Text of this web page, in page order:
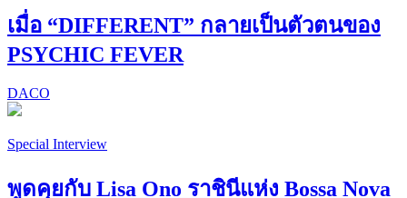
เมื่อ “DIFFERENT” กลายเป็นตัวตนของ
PSYCHIC FEVER
DACO
Special Interview
พูดคุยกับ Lisa Ono ราชินีแห่ง Bossa Nova